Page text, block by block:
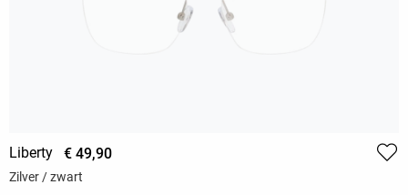
Liberty € 49,90
Zilver / zwart